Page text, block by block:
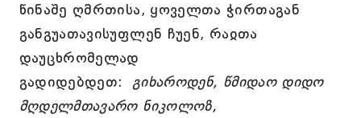
წინაშე ღმრთისა, ყოველთა ჭირთაგან
განგუათავისუფლენ ჩუენ, რაჲთა
დაუცხრომელად
გადიდებდეთ:
გიხაროდენ, წმიდაო დიდო
მღდელმთავარო ნიკოლოზ,